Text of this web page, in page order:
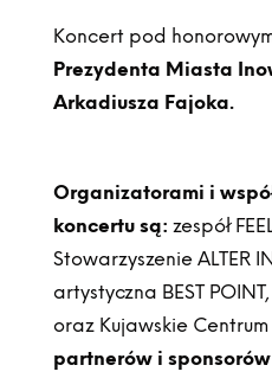
Koncert pod
Prezydenta Miasta
Arkadiusza Fajoka.
Organizatorami i
koncertu są: zespół
Stowarzyszenie ALTER
artystyczna BEST
oraz Kujawskie
partnerów i